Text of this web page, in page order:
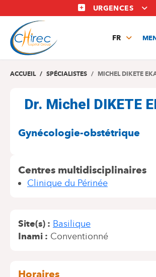
au
contenu
principal
URGENCES
FR
EN
ACCUEIL SPÉCIALISTES MICHEL DIKETE
Dr. Michel DIKETE
Gynécologie-obstétrique
Centres multidisciplinaires
Clinique du Périnée
Site(s)
Basilique
Inami
Conventionné
Horaires